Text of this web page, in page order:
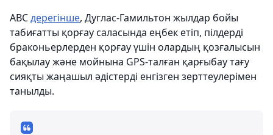
ABCдерегінше, Дуглас-Гамильтон жылдар бойы
табиғатты қорғау саласында еңбек етіп, пілдерді
браконьерлерден қорғау үшін олардың қозғалысын
бақылау және мойнына GPS-талған қарғыбау тағу
сияқты жаңашыл әдістерді енгізген зерттеулерімен
танылды.